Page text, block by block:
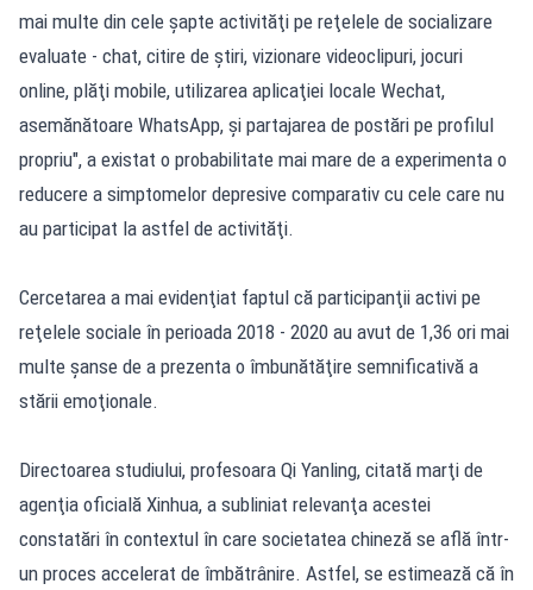
mai multe din cele şapte activităţi pe reţelele de socializare
evaluate - chat, citire de ştiri, vizionare videoclipuri, jocuri
online, plăţi mobile, utilizarea aplicaţiei locale Wechat,
asemănătoare WhatsApp, şi partajarea de postări pe profilul
propriu", a existat o probabilitate mai mare de a experimenta o
reducere a simptomelor depresive comparativ cu cele care nu
au participat la astfel de activităţi.
Cercetarea a mai evidenţiat faptul că participanţii activi pe
reţelele sociale în perioada 2018 - 2020 au avut de 1,36 ori mai
multe şanse de a prezenta o îmbunătăţire semnificativă a
stării emoţionale.
Directoarea studiului, profesoara Qi Yanling, citată marţi de
agenţia oficială Xinhua, a subliniat relevanţa acestei
constatări în contextul în care societatea chineză se află într-
un proces accelerat de îmbătrânire. Astfel, se estimează că în